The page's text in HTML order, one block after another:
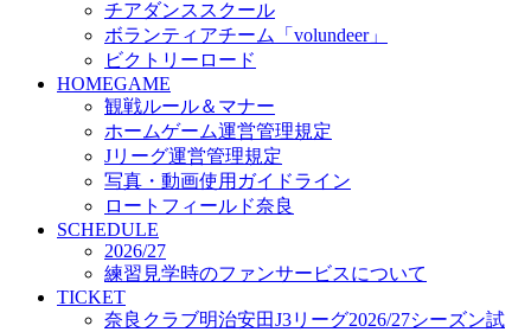
観戦ルール＆マナー
FANCOMMUNITY
2026/27ファンコミュニティ
サポートショップ
GOODS
オフィシャルストア（実店舗）
オンラインストア
ACADEMY
アカデミーについて
プロジェクト
コーチ&スタッフ
ジュニア
ジュニアユース
ユース
チアダンススクール
ボランティアチーム「volundeer」
ビクトリーロード
HOMEGAME
観戦ルール＆マナー
ホームゲーム運営管理規定
Jリーグ運営管理規定
写真・動画使用ガイドライン
ロートフィールド奈良
SCHEDULE
2026/27
練習見学時のファンサービスについて
TICKET
奈良クラブ明治安田J3リーグ2026/27シーズン試